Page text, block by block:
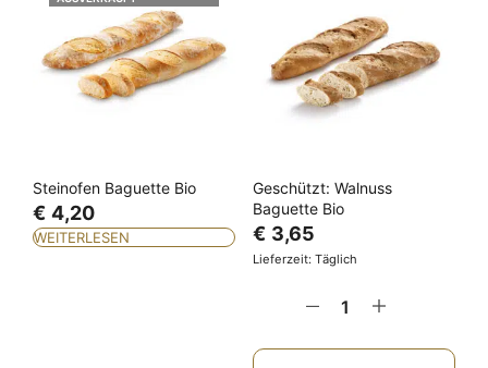
Steinofen Baguette Bio
€ 4,20
WEITERLESEN
Geschützt: Walnuss
Baguette Bio
€ 3,65
Lieferzeit: Täglich